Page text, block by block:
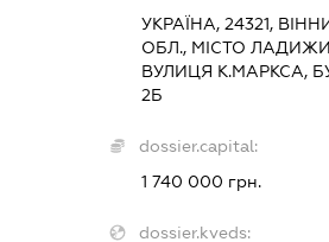
УКРАЇНА, 24321,
ОБЛ., МІСТО
ВУЛИЦЯ К.МАРКСА,
2Б
dossier.capital:
1 740 000 грн.
dossier.kveds: